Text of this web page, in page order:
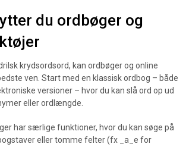
du ordbøger og
krydsordsord, kan ordbøger og online
ven. Start med en klassisk ordbog – både
versioner – hvor du kan slå ord op ud
eller ordlængde.
har særlige funktioner, hvor du kan søge på
eller tomme felter (fx _a_e for